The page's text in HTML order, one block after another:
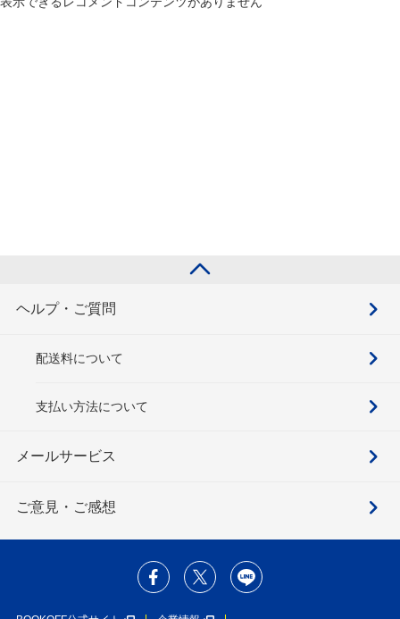
ヘルプ・ご質問
配送料について
支払い方法について
メールサービス
ご意見・ご感想